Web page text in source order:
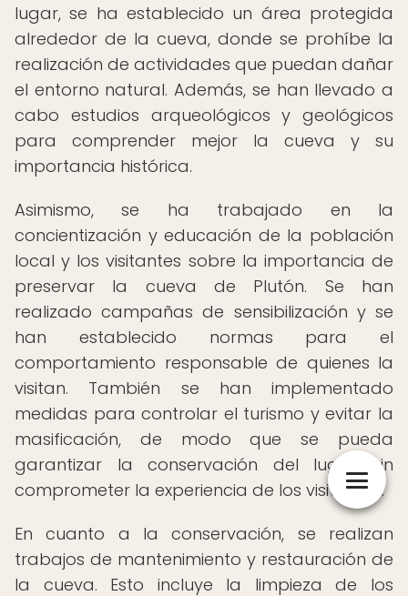
lugar, se ha establecido un área protegida
alrededor de la cueva, donde se prohíbe la
realización de actividades que puedan dañar
el entorno natural. Además, se han llevado a
cabo estudios arqueológicos y geológicos
para comprender mejor la cueva y su
importancia histórica.
Asimismo, se ha trabajado en la
concientización y educación de la población
local y los visitantes sobre la importancia de
preservar la cueva de Plutón. Se han
realizado campañas de sensibilización y se
han establecido normas para el
comportamiento responsable de quienes la
visitan. También se han implementado
medidas para controlar el turismo y evitar la
masificación, de modo que se pueda
garantizar la conservación del lugar sin
comprometer la experiencia de los visitantes.
En cuanto a la conservación, se realizan
trabajos de mantenimiento y restauración de
la cueva. Esto incluye la limpieza de los